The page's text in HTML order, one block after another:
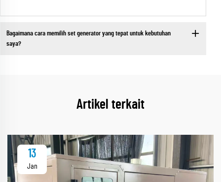
Bagaimana cara memilih set generator yang tepat untuk kebutuhan
saya?
Artikel terkait
13
Jan